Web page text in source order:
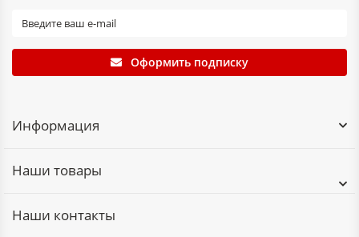
Оформить подписку
Информация
Наши товары
Наши контакты